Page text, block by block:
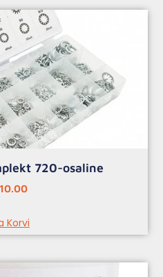
720-osaline
10.00
Korvi